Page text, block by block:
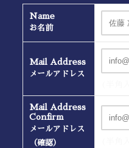
Name
お名前
Mail Address
メールアドレス
Mail Address
Confirm
メールアドレス
（確認）